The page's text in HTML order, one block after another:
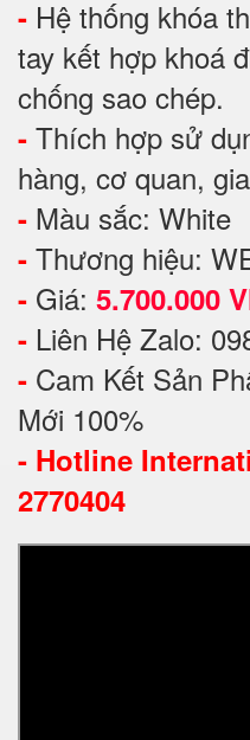
- Hệ thống khóa
tay kết hợp khoá
chống sao chép.
- Thích hợp sử
hàng, cơ quan,
- Màu sắc: White
- Thương hiệu:
- Giá: 5.700.000
- Liên Hệ Zalo:
- Cam Kết Sản
Mới 100%
- Hotline
2770404